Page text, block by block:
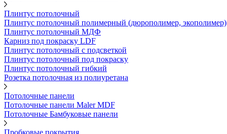
Плинтус потолочный
Плинтус потолочный полимерный (дюрополимер, экополимер)
Плинтус потолочный МДФ
Карниз под покраску LDF
Плинтус потолочный с подсветкой
Плинтус потолочный под покраску
Плинтус потолочный гибкий
Розетка потолочная из полиуретана
Потолочные панели
Потолочные панели Maler MDF
Потолочные Бамбуковые панели
Пробковые покрытия